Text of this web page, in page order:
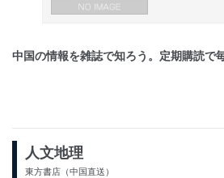
中国の情報を雑誌で知ろう。定期購読で
人文地理
東方書店（中国直送）